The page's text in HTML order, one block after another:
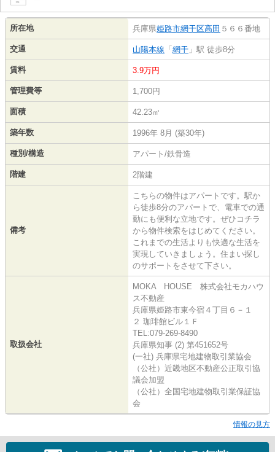
所在地 兵庫県姫路市網干区高田 ５６６番地
交通 山陽本線 「 網干 」駅 徒歩8分
賃料 3.9万円
管理費等 1,700円
面積 42.23㎡
築年数 1996年 8月 (築30年)
種別/構造 アパート/鉄骨造
階建 2階建
備考
こちらの物件はアパートです。駅か
ら徒歩8分のアパートで、電車での通
勤にも便利な立地です。ぜひコチラ
から物件検索をはじめてください。
これまでの生活よりも快適な生活を
実現していきましょう。住まい探し
のサポートをさせて下さい。
取扱会社
MOKA HOUSE 株式会社モカハウ
ス不動産
兵庫県姫路市東今宿４丁目６－１
２ 珈琲館ビル１Ｆ
TEL:079-269-8490
兵庫県知事 (2) 第451652号
(一社) 兵庫県宅地建物取引業協会
（公社）近畿地区不動産公正取引協
議会加盟
（公社）全国宅地建物取引業保証協
会
情報の見方